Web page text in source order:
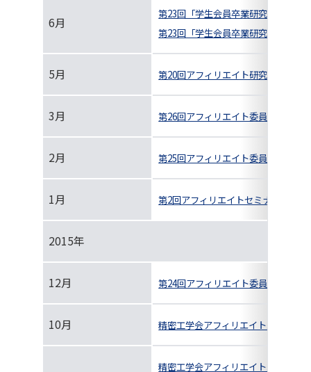
6月
第23回「学生会員卒業研究発表講演
第23回「学生会員卒業研究発表講演
5月 第20回アフィリエイト研究会＆見学
3月 第26回アフィリエイト委員会＆第
2月 第25回アフィリエイト委員会＆第
1月 第2回アフィリエイトセミナーの開
2015年
12月 第24回アフィリエイト委員会 & 第
10月 精密工学会アフィリエイト紹介
精密工学会アフィリエイト紹介